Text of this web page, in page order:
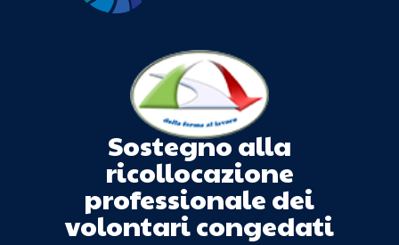
Sostegno alla
ricollocazione
professionale dei
volontari congedati